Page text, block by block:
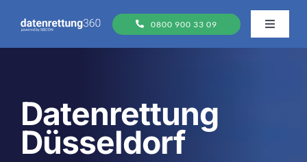
Inhalt
springen
0800 900 33 09
Toggle
FAQs
Ablauf
Datenrettung
Düsseldorf